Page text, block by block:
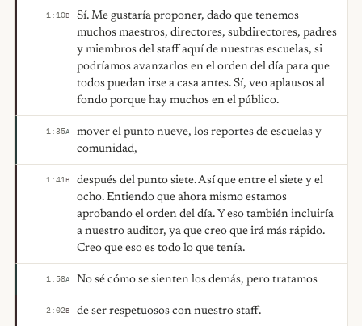
1:10B
Sí. Me gustaría proponer, dado que tenemos
muchos maestros, directores, subdirectores, padres
y miembros del staff aquí de nuestras escuelas, si
podríamos avanzarlos en el orden del día para que
todos puedan irse a casa antes. Sí, veo aplausos al
fondo porque hay muchos en el público.
1:35A
mover el punto nueve, los reportes de escuelas y
comunidad,
1:41B
después del punto siete. Así que entre el siete y el
ocho. Entiendo que ahora mismo estamos
aprobando el orden del día. Y eso también incluiría
a nuestro auditor, ya que creo que irá más rápido.
Creo que eso es todo lo que tenía.
1:58A No sé cómo se sienten los demás, pero tratamos
2:02B de ser respetuosos con nuestro staff.